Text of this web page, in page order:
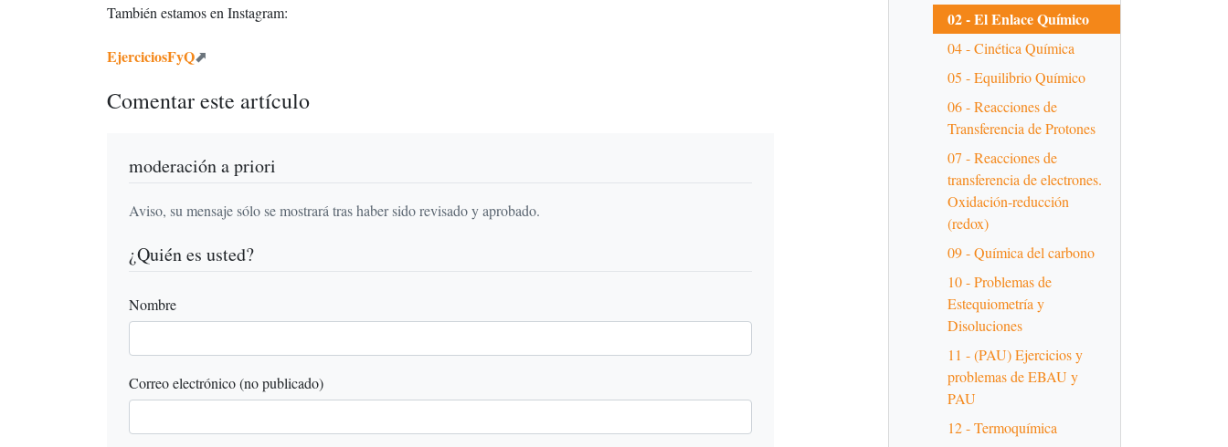
También estamos en Instagram:
EjerciciosFyQ
Comentar este artículo
moderación a priori
Aviso, su mensaje sólo se mostrará tras haber sido revisado y aprobado.
¿Quién es usted?
Nombre
Correo electrónico (no publicado)
02 - El Enlace Químico
04 - Cinética Química
05 - Equilibrio Químico
06 - Reacciones de
Transferencia de Protones
07 - Reacciones de
transferencia de electrones.
Oxidación-reducción
(redox)
09 - Química del carbono
10 - Problemas de
Estequiometría y
Disoluciones
11 - (PAU) Ejercicios y
problemas de EBAU y
PAU
12 - Termoquímica